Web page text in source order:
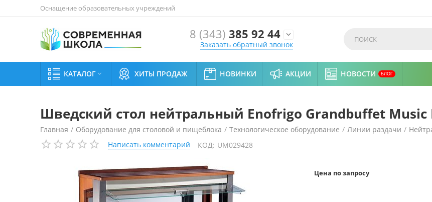
Оснащение образовательных учреждений
8 (343) 385 92 44 
Заказать обратный звонок
КАТАЛОГ  ХИТЫ ПРОДАЖ НОВИНКИ АКЦИИ НОВОСТИ БЛОГ
Шведский стол нейтральный Enofrigo Grandbuffet Music
Главная / Оборудование для столовой и пищеблока / Технологическое оборудование / Линии раздачи /
Шведский стол нейтральный Enofrigo Grandbuffet Music PNE 20 Т
Написать комментарий КОД: UM029428
Цена по запросу